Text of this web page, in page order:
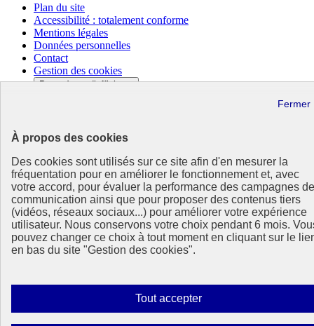
À propos des cookies
Des cookies sont utilisés sur ce site afin d'en mesurer la
fréquentation pour en améliorer le fonctionnement et, avec
votre accord, pour évaluer la performance des campagnes de
communication ainsi que pour proposer des contenus tiers
(vidéos, réseaux sociaux...) pour améliorer votre expérience
utilisateur. Nous conservons votre choix pendant 6 mois.
pouvez changer ce choix à tout moment en cliquant sur le
en bas du site "Gestion des cookies".
Tout accepterAutoriser
tous
Plan du site
Accessibilité : totalement conforme
Mentions légales
Données personnelles
Contact
Gestion des cookies
Paramètres d’affichage
Sauf mention contraire, tous les contenus de ce site sont sous